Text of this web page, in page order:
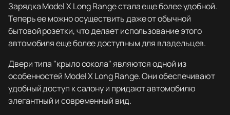
Зарядка Model X Long Range стала еще более удобной.
Теперь ее можно осуществить даже от обычной
бытовой розетки, что делает использование этого
автомобиля еще более доступным для владельцев.
Двери типа "крыло сокола" являются одной из
особенностей Model X Long Range. Они обеспечивают
удобный доступ к салону и придают автомобилю
элегантный и современный вид.